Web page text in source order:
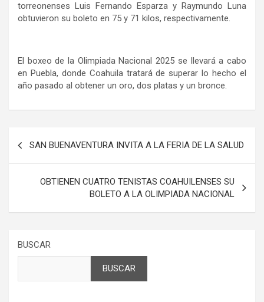
torreonenses Luis Fernando Esparza y Raymundo Luna
obtuvieron su boleto en 75 y 71 kilos, respectivamente.
El boxeo de la Olimpiada Nacional 2025 se llevará a cabo
en Puebla, donde Coahuila tratará de superar lo hecho el
año pasado al obtener un oro, dos platas y un bronce.
entradas
SAN BUENAVENTURA INVITA A LA FERIA DE LA SALUD
OBTIENEN CUATRO TENISTAS COAHUILENSES SU
BOLETO A LA OLIMPIADA NACIONAL
BUSCAR
BUSCAR